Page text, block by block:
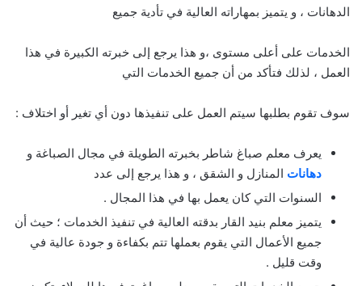
الدهانات ، و يتميز بمهاراته العالية في تأدية جميع
الخدمات على أعلى مستوى ،و هذا يرجع إلى خبرته الكبيرة في هذا
العمل ، لذلك فتأكد من أن جميع الخدمات التي
سوف تقوم بطلبها سيتم العمل على تنفيذها دون أي تغير أو اختلاف :
يعرف معلم صباغ شاطر بخبرته الطويلة في مجال الصباغة و
دهانات المنازل و الشقق ، و هذا يرجع إلى عدد
السنوات التي كان يعمل بها في هذا المجال .
يتميز معلم بنيد القار بدقته العالية في تنفيذ الخدمات ؛ حيث أن
جميع الأعمال التي يقوم بعملها تتم بكفاءة و جودة عالية في
وقت قليل .